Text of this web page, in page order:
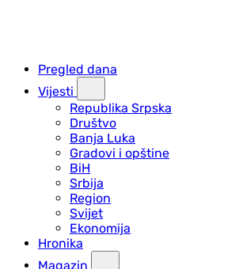
Pregled dana
Vijesti
Republika Srpska
Društvo
Banja Luka
Gradovi i opštine
BiH
Srbija
Region
Svijet
Ekonomija
Hronika
Magazin